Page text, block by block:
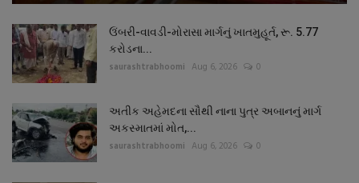
ઉંબરી-વાવડી-મોરાસા માર્ગનું ખાતમુહૂર્ત, રૂ. 5.77
કરોડના...
saurashtrabhoomi Aug 6, 2026 0
અતીક અહેમદના સૌથી નાના પુત્ર અબાનનું માર્ગ
અકસ્માતમાં મોત,...
saurashtrabhoomi Aug 6, 2026 0